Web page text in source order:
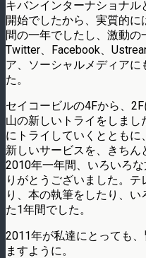
キバンインターナショナ
開始でしたから、実質的に
間の一年でしたし、激動の
Twitter、Facebook、
ア、ソーシャルメディア
た。
セイコービルの4Fから、
山の新しいトライをしまし
にトライしていくとともに
新しいサービスを、きちん
2010年一年間、いろいろ
りがとうございました。
り、本の執筆をしたり、
た1年間でした。
2011年が私達にとっても
ますように。